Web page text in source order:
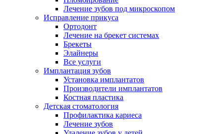
Лечение зубов под микроскопом
Исправление прикуса
Ортодонт
Лечение на брекет системах
Брекеты
Элайнеры
Все услуги
Имплантация зубов
Установка имплантатов
Производители имплантатов
Костная пластика
Детская стоматология
Профилактика кариеса
Лечение зубов